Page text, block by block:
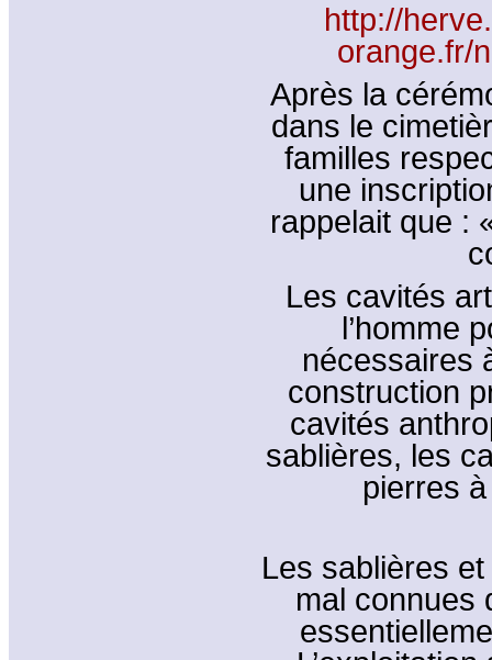
http://
orange.fr/
Après la
dans le
familles
une
rappelait que :
Les cavités
l’homme
nécessaires
construction
cavités
sablières, les
pierres
Les sablières
mal connues